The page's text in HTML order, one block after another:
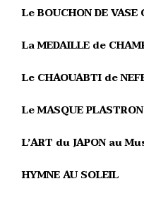
Le BOUCHON DE VASE
La MEDAILLE de
Le CHAOUABTI de
Le MASQUE
L’ART du JAPON au
HYMNE AU SOLEIL